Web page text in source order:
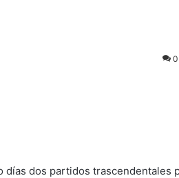
0
días dos partidos trascendentales